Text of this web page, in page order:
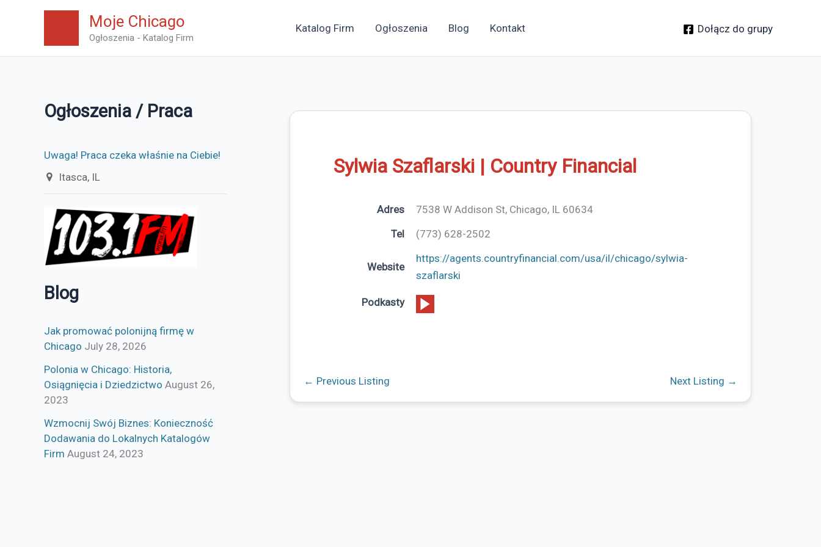
Moje Chicago
Ogłoszenia - Katalog Firm
Katalog Firm Ogłoszenia Blog Kontakt Dołącz do grupy
Ogłoszenia / Praca
Uwaga! Praca czeka właśnie na Ciebie!
Itasca, IL
Blog
Jak promować polonijną firmę w
Chicago July 28, 2026
Polonia w Chicago: Historia,
Osiągnięcia i Dziedzictwo August 26,
2023
Wzmocnij Swój Biznes: Konieczność
Dodawania do Lokalnych Katalogów
Firm August 24, 2023
Sylwia Szaflarski | Country Financial
Adres
7538 W Addison St, Chicago, IL 60634
Tel
(773) 628-2502
Website
https://agents.countryfinancial.com/usa/il/chicago/sylwia-
szaflarski
Podkasty
← Previous Listing Next Listing →